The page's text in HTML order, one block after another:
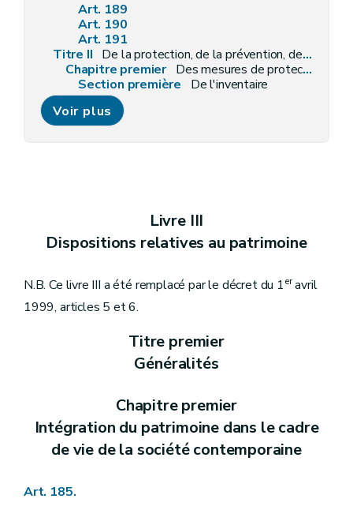
Art. 189
Art. 190
Art. 191
Titre II De la protection, de la prévention, de la restauration
Chapitre premier Des mesures de protection
Section première
De l'inventaire
Art. 192
Section 2
Art. 193
Art. 199
Art. 200
Art. 202
Art. 203
Art. 204
Art. 205
Art. 205/1
Section 5 Des effets des mesures de protection
Art. 207
Art. 208
Section 6 Des zones de protection
Art. 209
Section 6/1 Du patrimoine mondial et des structures de gestion
Voir plus
Livre III
Dispositions relatives au patrimoine
N.B. Ce livre III a été remplacé par le décret du 1eravril
1999, articles 5 et 6.
Titre premier
Généralités
Chapitre premier
Intégration du patrimoine dans le cadre
de vie de la société contemporaine
Art. 185.